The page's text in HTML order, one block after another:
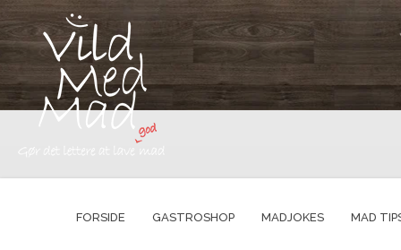
FORSIDE GASTROSHOP MADJOKES MAD